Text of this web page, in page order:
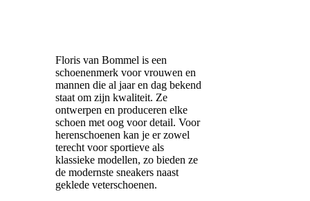
Floris van Bommel is een
schoenenmerk voor vrouwen en
mannen die al jaar en dag bekend
staat om zijn kwaliteit. Ze
ontwerpen en produceren elke
schoen met oog voor detail. Voor
herenschoenen kan je er zowel
terecht voor sportieve als
klassieke modellen, zo bieden ze
de modernste sneakers naast
geklede veterschoenen.